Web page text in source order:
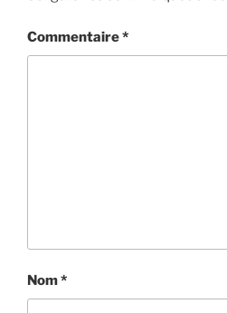
o
o
Commentaire*
Nom*